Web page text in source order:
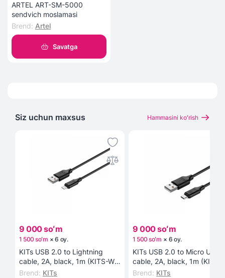
ARTEL ART-SM-5000
sendvich moslamasi
Brend: Artel
Savatga
Siz uchun maxsus Hammasini koʻrish
9 000 soʻm
1 500 soʻm ×6 oy.
KITs USB 2.0 to Lightning
cable, 2A, black, 1m (KITS-W-
003) kabeli
Brend: KITs
9 000 soʻm
1 500 soʻm × 6 oy.
KITs USB 2.0 to Micro USB
cable, 2A, black, 1m (KITS-
002) kabeli
Brend: KITs